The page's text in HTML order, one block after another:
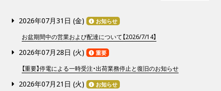
2026年07月31日 (金) お知らせ
お盆期間中の営業および配達について【2026/7/14】
2026年07月28日 (火) 重要
【重要】停電による一時受注・出荷業務停止と復旧のお知らせ
2026年07月21日 (火) お知らせ